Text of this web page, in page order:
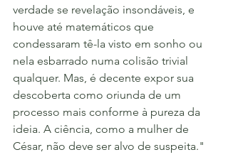
verdade se revelação insondáveis, e
houve até matemáticos que
condessaram tê-la visto em sonho ou
nela esbarrado numa colisão trivial
qualquer. Mas, é decente expor sua
descoberta como oriunda de um
processo mais conforme à pureza da
ideia. A ciência, como a mulher de
César, não deve ser alvo de suspeita."